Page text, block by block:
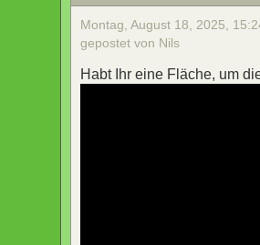
Montag, August 18, 2025,
gepostet von Nils
Habt Ihr eine Fläche, um